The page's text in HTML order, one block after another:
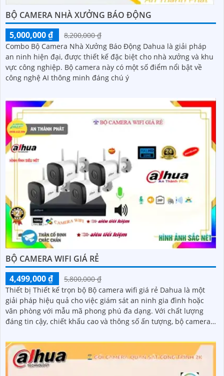
BỘ CAMERA NHÀ XƯỞNG BÁO ĐỘNG
5,000,000 ₫
8,200,000 ₫
Combo Bộ Camera Nhà Xưởng Báo Động Dahua là giải pháp
an ninh hiện đại, được thiết kế đặc biệt cho nhà xưởng và khu
vực công nghiệp. Bộ camera này có một số điểm nổi bật về
công nghệ AI thông minh đáng chú ý
BỘ CAMERA WIFI GIÁ RẺ
4,499,000 ₫
5,800,000 ₫
Thiết bị Thiết kế trọn bộ Bộ camera wifi giá rẻ Dahua là một
giải pháp hiệu quả cho việc giám sát an ninh gia đình hoặc
văn phòng với mẫu mã phong phú đa dạng. Với chất lượng
đáng tin cậy, chiết khấu cao và thông số ấn tượng, bộ camera